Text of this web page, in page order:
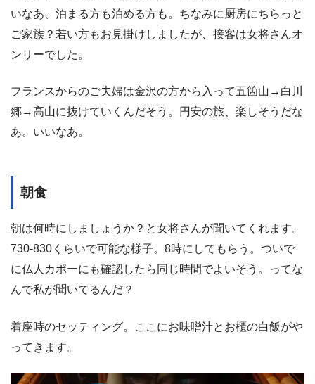
いなあ、泊まる方も泊める方も。ちなみに厨房にちらっと
ご家族？若い方もお見掛けしましたが、接客は女将さんオ
ンリーでした。
フランスからのご夫婦は金沢の方から入って五箇山→白川
郷→高山に抜けていくんだそう。円安の旅、楽しそうだな
あ。いいなあ。
朝食
朝は何時にしましょうか？と女将さんが聞いてくれます。
730-830くらいで可能な様子。8時にしてもらう。ついで
に仏人カポーにも確認したら同じ時間でよいそう。ってな
んで私が聞いてるんだ？
着座時のセッティング。ここにお味噌汁とお櫃の白飯がや
ってきます。